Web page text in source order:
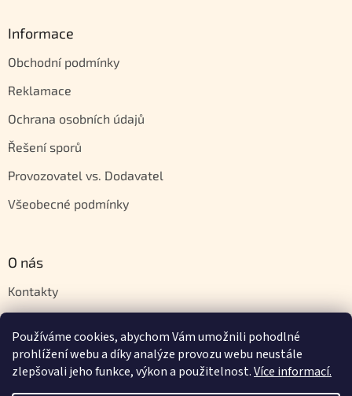
Používáme cookies, abychom Vám umožnili pohodlné
prohlížení webu a díky analýze provozu webu neustále
zlepšovali jeho funkce, výkon a použitelnost.Více informací.
Informace
Obchodní podmínky
Reklamace
Ochrana osobních údajů
Řešení sporů
Provozovatel vs. Dodavatel
Všeobecné podmínky
O nás
Kontakty
Napište nám